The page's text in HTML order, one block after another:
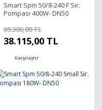
Smart Spm 50/8-240 F Sir.
Pompası 400W- DN50
69.300,00 TL
38.115,00 TL
Karşılaştır